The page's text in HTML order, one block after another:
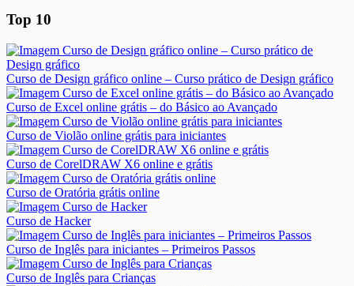
Top 10
Curso de Design gráfico online – Curso prático de Design gráfico
Curso de Excel online grátis – do Básico ao Avançado
Curso de Violão online grátis para iniciantes
Curso de CorelDRAW X6 online e grátis
Curso de Oratória grátis online
Curso de Hacker
Curso de Inglês para iniciantes – Primeiros Passos
Curso de Inglês para Crianças